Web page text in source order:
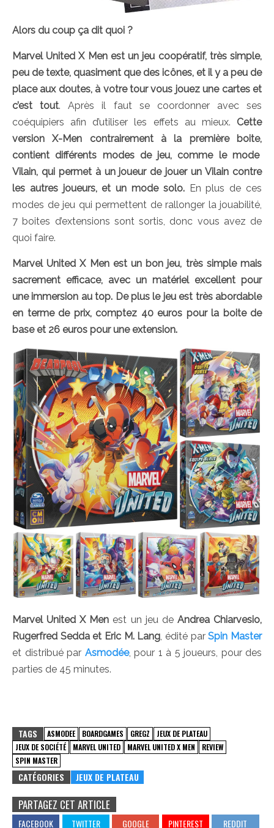
Alors du coup ça dit quoi ?
Marvel United X Men est un jeu coopératif, très simple,
peu de texte, quasiment que des icônes, et il y a peu de
place aux doutes, à votre tour vous jouez une cartes et
c’est tout. Après il faut se coordonner avec ses
coéquipiers afin d’utiliser les effets au mieux. Cette
version X-Men contrairement à la première boite,
contient différents modes de jeu, comme le mode
Vilain, qui permet à un joueur de jouer un Vilain contre
les autres joueurs, et un mode solo.En plus de ces
modes de jeu qui permettent de rallonger la jouabilité,
7 boites d’extensions sont sortis, donc vous avez de
quoi faire.
Marvel United X Men est un bon jeu, très simple mais
sacrement efficace, avec un matériel excellent pour
une immersion au top. De plus le jeu est très abordable
en terme de prix, comptez 40 euros pour la boite de
base et 26 euros pour une extension.
Marvel United X Men est un jeu de Andrea Chiarvesio,
Rugerfred Sedda et Eric M. Lang , édité parSpin Master
et distribué par Asmodée, pour 1 à 5 joueurs, pour des
parties de 45 minutes.
TAGS ASMODEE BOARDGAMES GREGZ
JEUX DE PLATEAU
JEUX DE SOCIÉTÉ
MARVEL UNITED MARVEL UNITED X MEN
REVIEW
SPIN MASTER
CATÉGORIES JEUX DE PLATEAU
PARTAGEZ CET ARTICLE